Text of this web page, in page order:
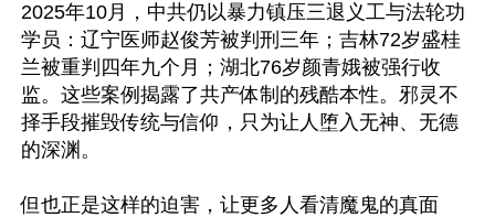
2025年10月，中共仍以暴力镇压三退义工与法轮功
学员：辽宁医师赵俊芳被判刑三年；吉林72岁盛桂
兰被重判四年九个月；湖北76岁颜青娥被强行收
监。这些案例揭露了共产体制的残酷本性。邪灵不
择手段摧毁传统与信仰，只为让人堕入无神、无德
的深渊。
但也正是这样的迫害，让更多人看清魔鬼的真面